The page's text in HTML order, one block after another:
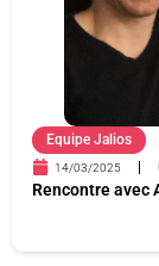
Equipe Jalios
14/03/2025
Rencontre avec